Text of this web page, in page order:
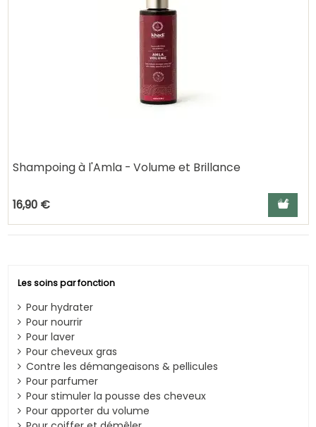
Shampoing à l'Amla - Volume et Brillance
16,90 € Ajouter
Les soins par fonction
Pour hydrater
Pour nourrir
Pour laver
Pour cheveux gras
Contre les démangeaisons & pellicules
Pour parfumer
Pour stimuler la pousse des cheveux
Pour apporter du volume